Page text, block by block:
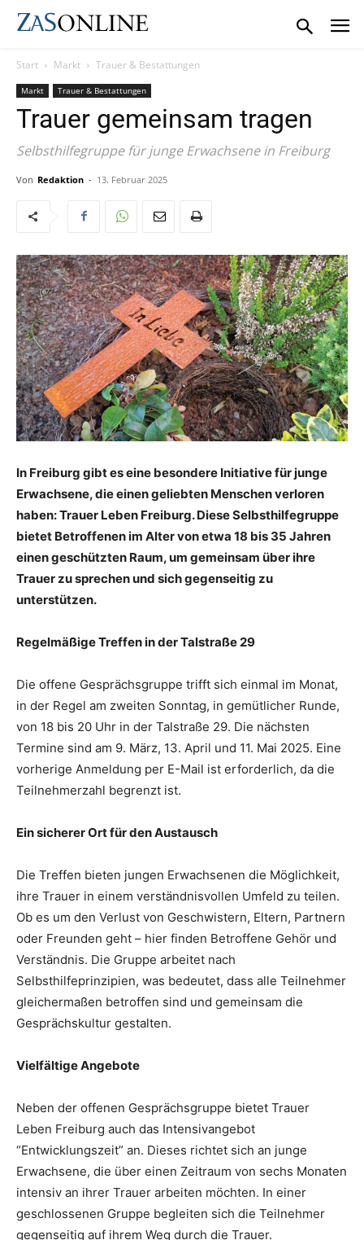
Start Markt Trauer & Bestattungen
Markt Trauer & Bestattungen
Trauer gemeinsam tragen
Selbsthilfegruppe für junge Erwachsene in Freiburg
Von Redaktion - 13. Februar 2025
In Freiburg gibt es eine besondere Initiative für junge
Erwachsene, die einen geliebten Menschen verloren
haben: Trauer Leben Freiburg. Diese Selbsthilfegruppe
bietet Betroffenen im Alter von etwa 18 bis 35 Jahren
einen geschützten Raum, um gemeinsam über ihre
Trauer zu sprechen und sich gegenseitig zu
unterstützen.
Regelmäßige Treffen in der Talstraße 29
Die offene Gesprächsgruppe trifft sich einmal im Monat,
in der Regel am zweiten Sonntag, in gemütlicher Runde,
von 18 bis 20 Uhr in der Talstraße 29. Die nächsten
Termine sind am 9. März, 13. April und 11. Mai 2025. Eine
vorherige Anmeldung per E-Mail ist erforderlich, da die
Teilnehmerzahl begrenzt ist.
Ein sicherer Ort für den Austausch
Die Treffen bieten jungen Erwachsenen die Möglichkeit,
ihre Trauer in einem verständnisvollen Umfeld zu teilen.
Ob es um den Verlust von Geschwistern, Eltern, Partnern
oder Freunden geht – hier finden Betroffene Gehör und
Verständnis. Die Gruppe arbeitet nach
Selbsthilfeprinzipien, was bedeutet, dass alle Teilnehmer
gleichermaßen betroffen sind und gemeinsam die
Gesprächskultur gestalten.
Vielfältige Angebote
Neben der offenen Gesprächsgruppe bietet Trauer
Leben Freiburg auch das Intensivangebot
“Entwicklungszeit” an. Dieses richtet sich an junge
Erwachsene, die über einen Zeitraum von sechs Monaten
intensiv an ihrer Trauer arbeiten möchten. In einer
geschlossenen Gruppe begleiten sich die Teilnehmer
gegenseitig auf ihrem Weg durch die Trauer.